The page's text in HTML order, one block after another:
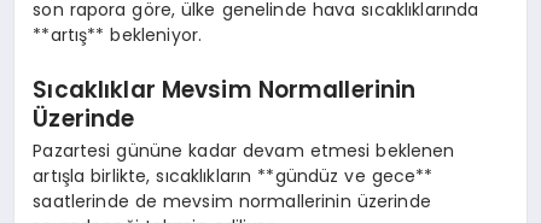
son rapora göre, ülke genelinde hava sıcaklıklarında
**artış** bekleniyor.
Sıcaklıklar Mevsim Normallerinin
Üzerinde
Pazartesi gününe kadar devam etmesi beklenen
artışla birlikte, sıcaklıkların **gündüz ve gece**
saatlerinde de mevsim normallerinin üzerinde